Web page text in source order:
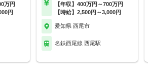
万円
円
【年収】400万円～700万円
【時給】2,500円～3,000円
愛知県 西尾市
名鉄西尾線 西尾駅